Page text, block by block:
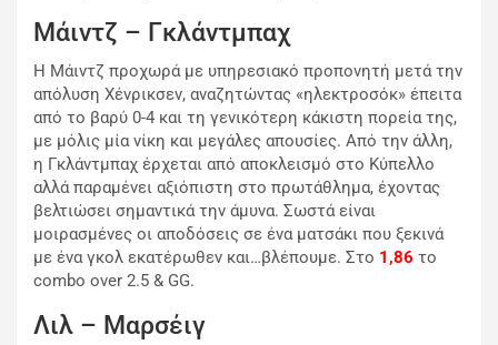
Μάιντζ – Γκλάντμπαχ
Η Μάιντζ προχωρά με υπηρεσιακό προπονητή μετά την
απόλυση Χένρικσεν, αναζητώντας «ηλεκτροσόκ» έπειτα
από το βαρύ 0-4 και τη γενικότερη κάκιστη πορεία της,
με μόλις μία νίκη και μεγάλες απουσίες. Από την άλλη,
η Γκλάντμπαχ έρχεται από αποκλεισμό στο Κύπελλο
αλλά παραμένει αξιόπιστη στο πρωτάθλημα, έχοντας
βελτιώσει σημαντικά την άμυνα. Σωστά είναι
μοιρασμένες οι αποδόσεις σε ένα ματσάκι που ξεκινά
με ένα γκολ εκατέρωθεν και…βλέπουμε. Στο 1,86 το
combo over 2.5 & GG.
Λιλ – Μαρσέιγ